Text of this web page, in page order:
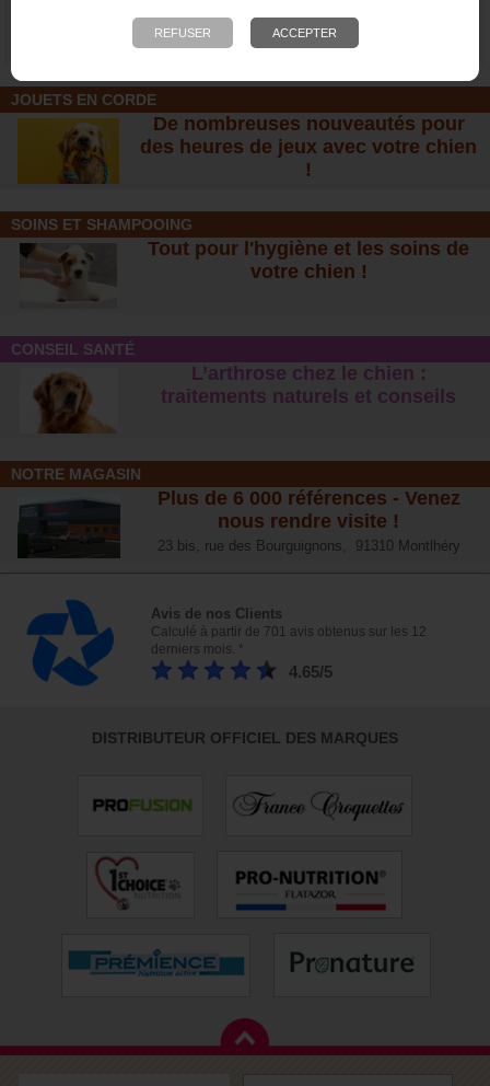
8,00 €
dressage chien
30,00 €
JOUETS EN CORDE
De nombreuses nouveautés pour
des heures de jeux avec votre chien
!
SOINS ET SHAMPOOING
Tout pour l'hygiène et les soins de
votre chien !
CONSEIL SANTÉ
L’arthrose chez le chien :
traitements naturels et conseil s
NOTRE MAGASIN
Plus de 6 000 références - Venez
nous rendre visite !
23 bis, rue des Bourguignons, 91310 Montlhéry
Avis de nos Clients
Calculé à partir de 701 avis obtenus sur les 12
derniers mois. *
4.65/5
DISTRIBUTEUR OFFICIEL DES MARQUES